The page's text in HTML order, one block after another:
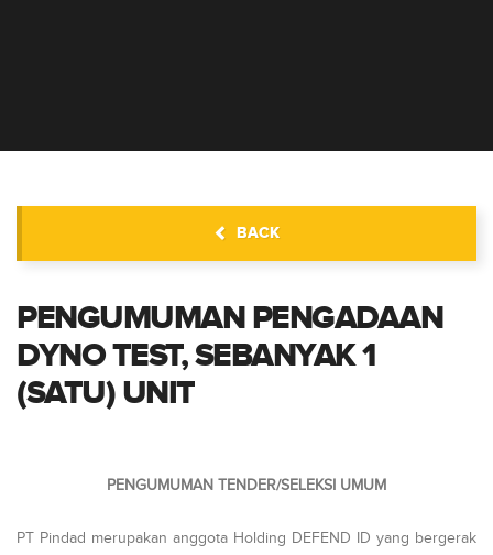
INFORMASI PENGADAAN
BACK
PENGUMUMAN PENGADAAN
DYNO TEST, SEBANYAK 1
(SATU) UNIT
PENGUMUMAN TENDER/SELEKSI UMUM
PT Pindad merupakan anggota Holding DEFEND ID yang bergerak